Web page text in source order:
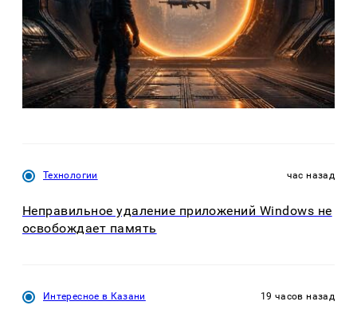
Технологии час назад
Неправильное удаление приложений Windows не
освобождает память
Интересное в Казани 19 часов назад